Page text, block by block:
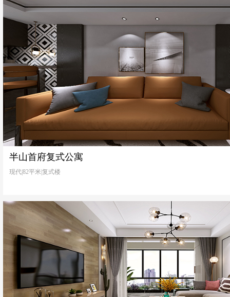
半山首府复式公寓
现代|82平米|复式楼